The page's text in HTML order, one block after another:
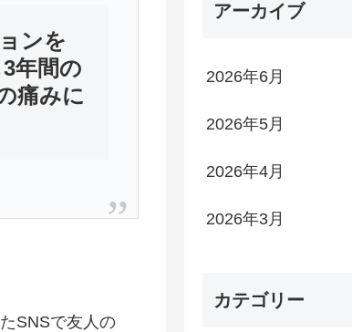
ンを
年間の
痛みに
SNSで友人の
アーカイブ
2026年6月
2026年5月
2026年4月
2026年3月
カテゴリー